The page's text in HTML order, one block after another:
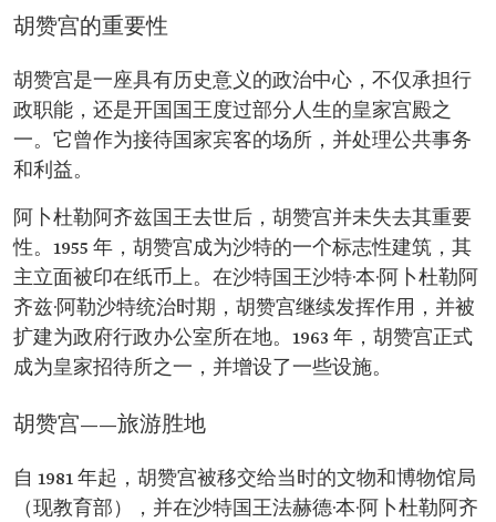
胡赞宫的重要性
胡赞宫是一座具有历史意义的政治中心，不仅承担行
政职能，还是开国国王度过部分人生的皇家宫殿之
一。它曾作为接待国家宾客的场所，并处理公共事务
和利益。
阿卜杜勒阿齐兹国王去世后，胡赞宫并未失去其重要
性。1955 年，胡赞宫成为沙特的一个标志性建筑，其
主立面被印在纸币上。在沙特国王沙特·本·阿卜杜勒阿
齐兹·阿勒沙特统治时期，胡赞宫继续发挥作用，并被
扩建为政府行政办公室所在地。1963 年，胡赞宫正式
成为皇家招待所之一，并增设了一些设施。
胡赞宫——旅游胜地
自 1981 年起，胡赞宫被移交给当时的文物和博物馆局
（现教育部），并在沙特国王法赫德·本·阿卜杜勒阿齐